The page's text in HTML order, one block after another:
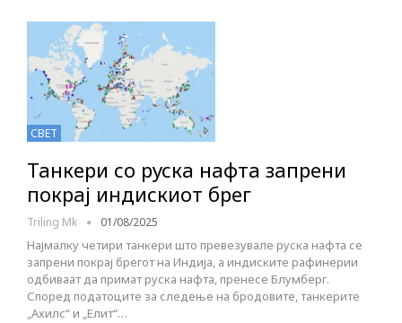
СВЕТ
Танкери со руска нафта запрени
покрај индискиот брег
Triling Mk 01/08/2025
Најмалку четири танкери што превезувале руска нафта се
запрени покрај брегот на Индија, а индиските рафинерии
одбиваат да примат руска нафта, пренесе Блумберг.
Според податоците за следење на бродовите, танкерите
„Ахилс“ и „Елит“…